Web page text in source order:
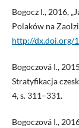
Bogocz I., 2016,
Polaków na
http://dx.doi.org/
Bogoczová I.,
Stratyfikacja
4, s. 311–331.
Bogoczová I.,